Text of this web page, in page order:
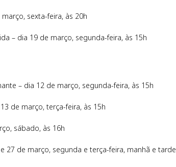
sexta-feira, às 20h
– dia 19 de março, segunda-feira, às 15h
– dia 12 de março, segunda-feira, às 15h
de março, terça-feira, às 15h
sábado, às 16h
27 de março, segunda e terça-feira, manhã e tarde